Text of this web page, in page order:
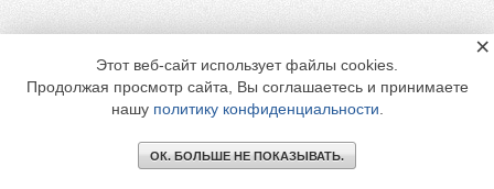
Этот веб-сайт использует файлы cookies.
Продолжая просмотр сайта, Вы соглашаетесь и принимаете
нашу политику конфиденциальности
ОК. БОЛЬШЕ НЕ ПОКАЗЫВАТЬ.
×